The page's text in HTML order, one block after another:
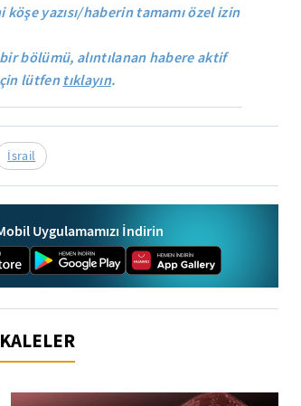
yazısı/haberin tamamı özel izin
bölümü, alıntılanan habere aktif
lütfentıklayın.
İsrail
Uygulamamızı İndirin